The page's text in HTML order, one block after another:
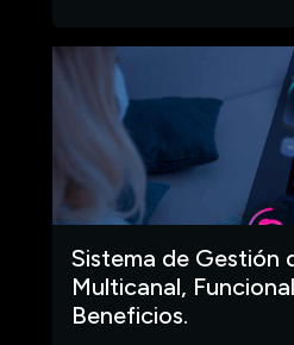
Sistema de Gestión
Multicanal,
Beneficios.